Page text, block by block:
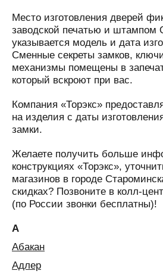
Место изготовления дверей
заводской печатью и штампом
указывается модель и дата
Сменные секреты замков,
механизмы помещены в
который вскроют при вас.
Компания «Торэкс»
на изделия с даты
замки.
Желаете получить больше
конструкциях «Торэкс»,
магазинов в городе
скидках? Позвоните в колл-
(по России звонки бесплатны)!
А
Абакан
Адлер